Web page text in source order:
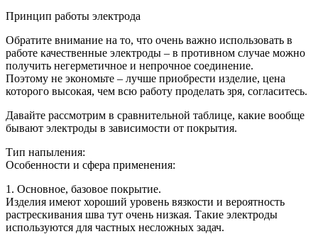
Принцип работы электрода
Обратите внимание на то, что очень важно использовать в
работе качественные электроды – в противном случае можно
получить негерметичное и непрочное соединение.
Поэтому не экономьте – лучше приобрести изделие, цена
которого высокая, чем всю работу проделать зря, согласитесь.
Давайте рассмотрим в сравнительной таблице, какие вообще
бывают электроды в зависимости от покрытия.
Тип напыления:
Особенности и сфера применения:
1. Основное, базовое покрытие.
Изделия имеют хороший уровень вязкости и вероятность
растрескивания шва тут очень низкая. Такие электроды
используются для частных несложных задач.